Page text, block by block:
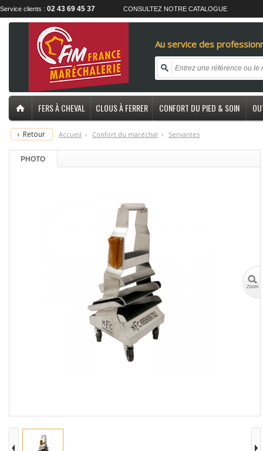
Service clients : 02 43 69 45 37 CONSULTEZ NOTRE CATALOGUE
Au service des
FERS À CHEVAL CLOUS À FERRER CONFORT DU PIED & SOIN
‹ Retour Accueil › Confort du maréchal › Servantes
PHOTO